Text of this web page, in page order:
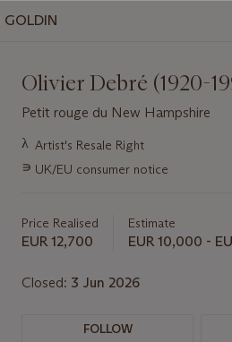
GOLDIN
Olivier Debré (1920-
Petit rouge du New Hampshire
Important
about
λ Artist's Resale Right
∍ UK/EU consumer notice
Price Realised
EUR 12,700
Estimate
EUR 10,000 -
Closed: 3 Jun 2026
FOLLOW